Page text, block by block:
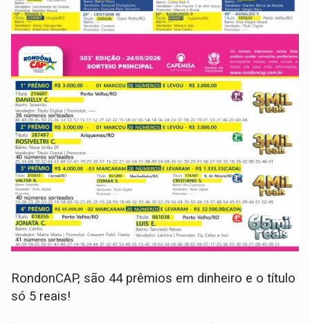
RondonCAP, são 44 prêmios em dinheiro e o título
só 5 reais!